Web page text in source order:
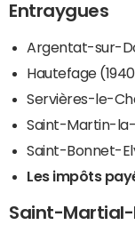
Entraygues
Argentat-sur-
Hautefage
Servières-le-
Saint-Martin-la-
Saint-Bonnet-
Les impôts
Saint-Martial-